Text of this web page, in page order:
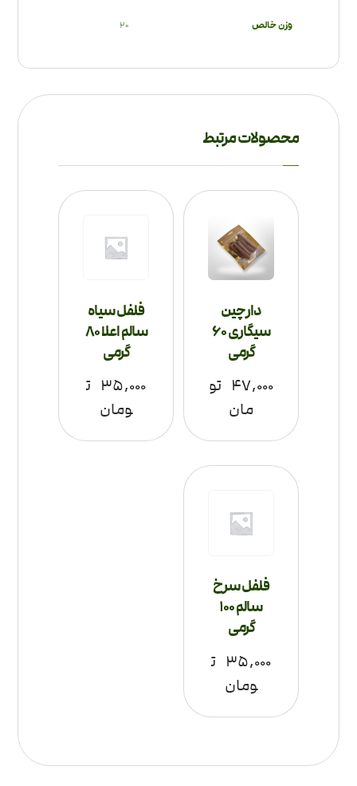
وزن خالص 20
محصولات مرتبط
دارچین
سیگاری 60
گرمی
۴۷,۰۰۰ تو
مان
فلفل سیاه
سالم اعلا 80
گرمی
۳۵,۰۰۰ ت
ومان
فلفل سرخ
سالم 100
گرمی
۳۵,۰۰۰ ت
ومان